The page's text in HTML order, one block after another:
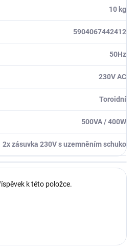
10 kg
5904067442412
50Hz
230V AC
Toroidní
500VA / 400W
2x zásuvka 230V s uzemněním schuko
k této položce.